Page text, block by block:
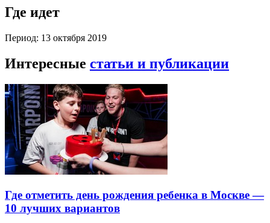
Где идет
Период: 13 октября 2019
Интересные статьи и публикации
Где отметить день рождения ребенка в Москве —
10 лучших вариантов